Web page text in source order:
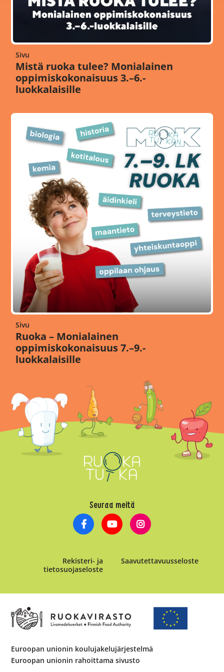
Sivu
Mistä ruoka tulee? Monialainen
oppimiskokonaisuus 3.–6.-
luokkalaisille
Sivu
Ruoka – Monialainen
oppimiskokonaisuus 7.–9.-
luokkalaisille
Seuraa meitä
Rekisteri- ja
tietosuojaseloste
Saavutettavuusseloste
Euroopan unionin koulujakelujärjestelmä
Euroopan unionin rahoittama sivusto